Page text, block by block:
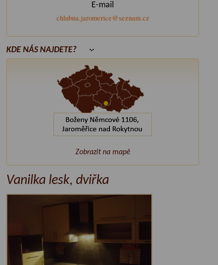
E-mail
chlubna.jaromerice@seznam.cz
KDE NÁS NAJDETE?
Zobrazit na mapě
Vanilka lesk, dviřka